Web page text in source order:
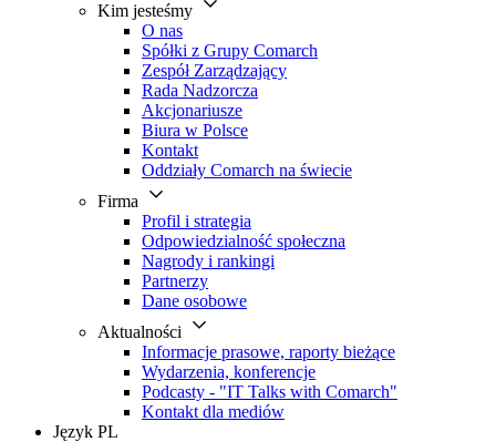
Kim jesteśmy
O nas
Spółki z Grupy Comarch
Zespół Zarządzający
Rada Nadzorcza
Akcjonariusze
Biura w Polsce
Kontakt
Oddziały Comarch na świecie
Firma
Profil i strategia
Odpowiedzialność społeczna
Nagrody i rankingi
Partnerzy
Dane osobowe
Aktualności
Informacje prasowe, raporty bieżące
Wydarzenia, konferencje
Podcasty - "IT Talks with Comarch"
Kontakt dla mediów
Język PL